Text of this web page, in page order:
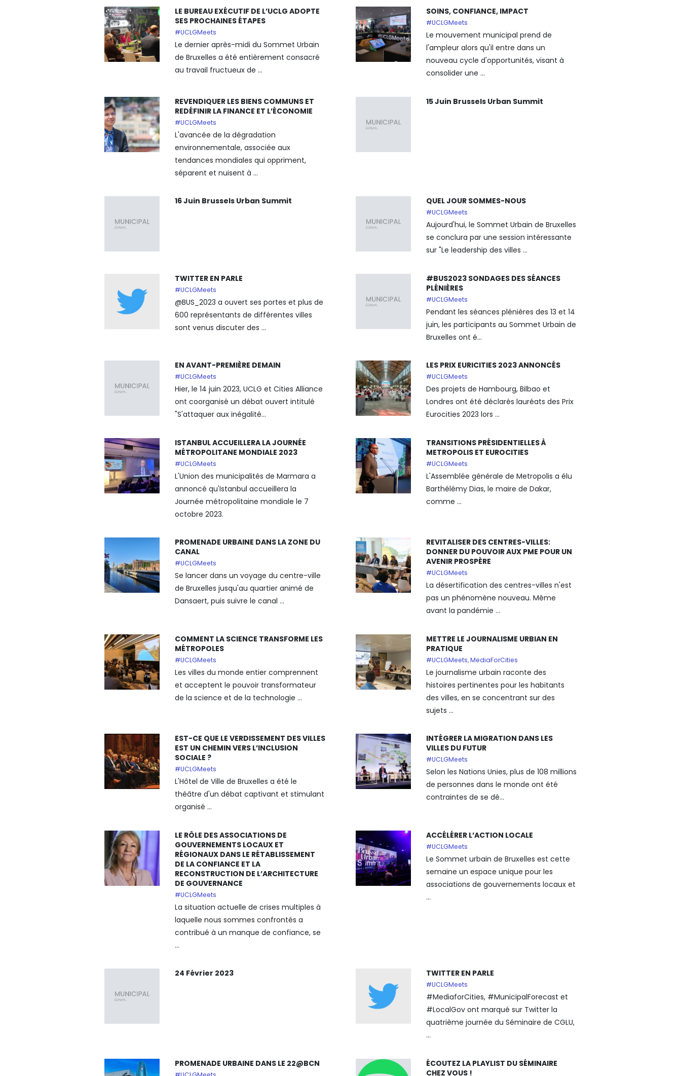
LE BUREAU EXÉCUTIF DE L’UCLG ADOPTE
SES PROCHAINES ÉTAPES
#UCLGMeets
Le dernier après-midi du Sommet Urbain
de Bruxelles a été entièrement consacré
au travail fructueux de ...
SOINS, CONFIANCE, IMPACT
#UCLGMeets
Le mouvement municipal prend de
l'ampleur alors qu'il entre dans un
nouveau cycle d'opportunités, visant à
consolider une ...
REVENDIQUER LES BIENS COMMUNS ET
REDÉFINIR LA FINANCE ET L’ÉCONOMIE
#UCLGMeets
L'avancée de la dégradation
environnementale, associée aux
tendances mondiales qui oppriment,
séparent et nuisent à ...
15 Juin Brussels Urban Summit
16 Juin Brussels Urban Summit QUEL JOUR SOMMES-NOUS
#UCLGMeets
Aujourd'hui, le Sommet Urbain de Bruxelles
se conclura par une session intéressante
sur "Le leadership des villes ...
TWITTER EN PARLE
#UCLGMeets
@BUS_2023 a ouvert ses portes et plus de
600 représentants de différentes villes
sont venus discuter des ...
#BUS2023 SONDAGES DES SÉANCES
PLÉNIÈRES
#UCLGMeets
Pendant les séances plénières des 13 et 14
juin, les participants au Sommet Urbain de
Bruxelles ont é...
EN AVANT-PREMIÈRE DEMAIN
#UCLGMeets
Hier, le 14 juin 2023, UCLG et Cities Alliance
ont coorganisé un débat ouvert intitulé
"S'attaquer aux inégalité...
LES PRIX EURICITIES 2023 ANNONCÉS
#UCLGMeets
Des projets de Hambourg, Bilbao et
Londres ont été déclarés lauréats des Prix
Eurocities 2023 lors ...
ISTANBUL ACCUEILLERA LA JOURNÉE
MÉTROPOLITANE MONDIALE 2023
#UCLGMeets
L'Union des municipalités de Marmara a
annoncé qu'Istanbul accueillera la
Journée métropolitaine mondiale le 7
octobre 2023.
TRANSITIONS PRÉSIDENTIELLES À
METROPOLIS ET EUROCITIES
#UCLGMeets
L'Assemblée générale de Metropolis a élu
Barthélémy Dias, le maire de Dakar,
comme ...
PROMENADE URBAINE DANS LA ZONE DU
CANAL
#UCLGMeets
Se lancer dans un voyage du centre-ville
de Bruxelles jusqu'au quartier animé de
Dansaert, puis suivre le canal ...
REVITALISER DES CENTRES-VILLES:
DONNER DU POUVOIR AUX PME POUR UN
AVENIR PROSPÈRE
#UCLGMeets
La désertification des centres-villes n'est
pas un phénomène nouveau. Même
avant la pandémie ...
COMMENT LA SCIENCE TRANSFORME LES
MÉTROPOLES
#UCLGMeets
Les villes du monde entier comprennent
et acceptent le pouvoir transformateur
de la science et de la technologie ...
METTRE LE JOURNALISME URBIAN EN
PRATIQUE
#UCLGMeets,MediaForCities
Le journalisme urbain raconte des
histoires pertinentes pour les habitants
des villes, en se concentrant sur des
sujets ...
EST-CE QUE LE VERDISSEMENT DES VILLES
EST UN CHEMIN VERS L’INCLUSION
SOCIALE ?
#UCLGMeets
L'Hôtel de Ville de Bruxelles a été le
théâtre d'un débat captivant et stimulant
organisé ...
INTÉGRER LA MIGRATION DANS LES
VILLES DU FUTUR
#UCLGMeets
Selon les Nations Unies, plus de 108 millions
de personnes dans le monde ont été
contraintes de se dé...
LE RÔLE DES ASSOCIATIONS DE
GOUVERNEMENTS LOCAUX ET
RÉGIONAUX DANS LE RÉTABLISSEMENT
DE LA CONFIANCE ET LA
RECONSTRUCTION DE L’ARCHITECTURE
DE GOUVERNANCE
#UCLGMeets
La situation actuelle de crises multiples à
laquelle nous sommes confrontés a
contribué à un manque de confiance, se
...
ACCÉLÉRER L’ACTION LOCALE
#UCLGMeets
Le Sommet urbain de Bruxelles est cette
semaine un espace unique pour les
associations de gouvernements locaux et
...
24 Février 2023 TWITTER EN PARLE
#UCLGMeets
#MediaforCities, #MunicipalForecast et
#LocalGov ont marqué sur Twitter la
quatrième journée du Séminaire de CGLU,
...
PROMENADE URBAINE DANS LE 22@BCN
ÉCOUTEZ LA PLAYLIST DU SÉMINAIRE
CHEZ VOUS !